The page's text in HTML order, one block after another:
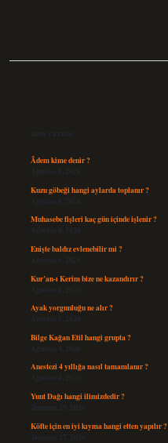
Son Yazılar
Âdem kime denir ?
Ağustos 9, 2026
Kuzu göbeği hangi aylarda toplanır ?
Ağustos 8, 2026
Muhasebe fişleri kaç gün içinde işlenir ?
Ağustos 8, 2026
Enişte baldız evlenebilir mi ?
Ağustos 6, 2026
Kur’an-ı Kerim bize ne kazandırır ?
Ağustos 6, 2026
Ayak yorgunluğu ne alır ?
Ağustos 5, 2026
Bilge Kağan Etil hangi grupta ?
Ağustos 4, 2026
Anestezi 4 yıllığa nasıl tamamlanır ?
Ağustos 4, 2026
Yunt Dağı hangi ilimizdedir ?
Temmuz 29, 2026
Köfte için en iyi kıyma hangi etten yapılır ?
Temmuz 27, 2026